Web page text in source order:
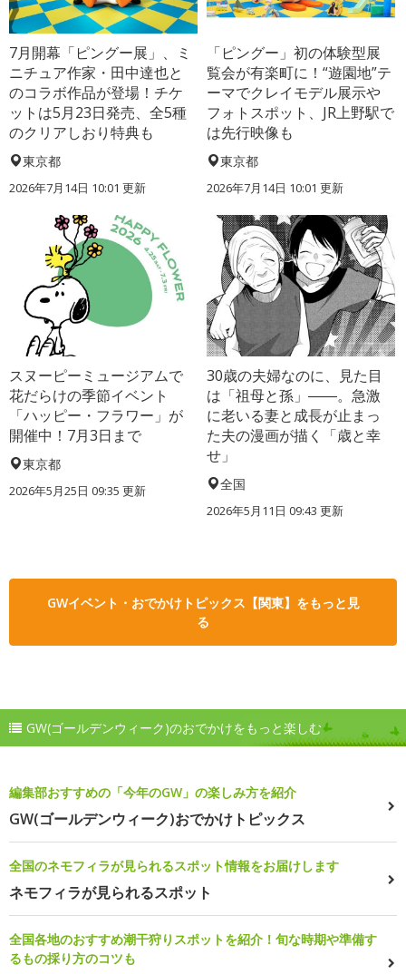
7月開幕「ピングー展」、ミ
ニチュア作家・田中達也と
のコラボ作品が登場！チケ
ットは5月23日発売、全5種
のクリアしおり特典も
東京都
2026年7月14日 10:01 更新
「ピングー」初の体験型展
覧会が有楽町に！“遊園地”テ
ーマでクレイモデル展示や
フォトスポット、JR上野駅で
は先行映像も
東京都
2026年7月14日 10:01 更新
スヌーピーミュージアムで
花だらけの季節イベント
「ハッピー・フラワー」が
開催中！7月3日まで
東京都
2026年5月25日 09:35 更新
30歳の夫婦なのに、見た目
は「祖母と孫」――。急激
に老いる妻と成長が止まっ
た夫の漫画が描く「歳と幸
せ」
全国
2026年5月11日 09:43 更新
GWイベント・おでかけトピックス【関東】をもっと見
る
GW(ゴールデンウィーク)のおでかけをもっと楽しむ
編集部おすすめの「今年のGW」の楽しみ方を紹介
GW(ゴールデンウィーク)おでかけトピックス
全国のネモフィラが見られるスポット情報をお届けします
ネモフィラが見られるスポット
全国各地のおすすめ潮干狩りスポットを紹介！旬な時期や準備す
るもの採り方のコツも